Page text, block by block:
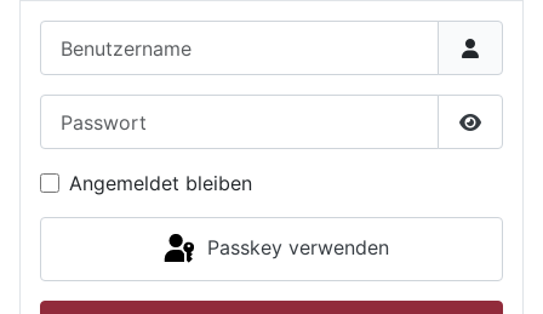
Angemeldet bleiben
Passkey verwenden